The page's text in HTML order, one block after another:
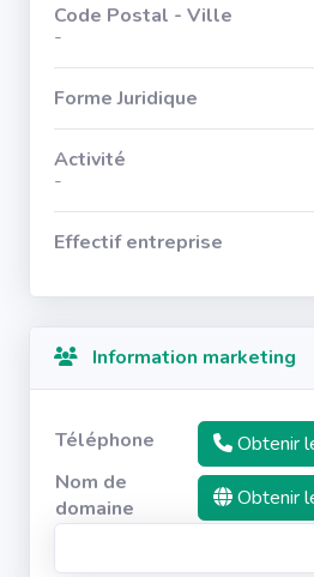
Code Postal - Ville
-
Forme Juridique
Activité
-
Effectif entreprise
Information marketing
Téléphone
Obtenir
Nom de
domaine
Obtenir